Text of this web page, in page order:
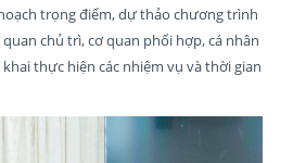
trọng điểm, dự thảo chương trình
chủ trì, cơ quan phối hợp, cá nhân
thực hiện các nhiệm vụ và thời gian